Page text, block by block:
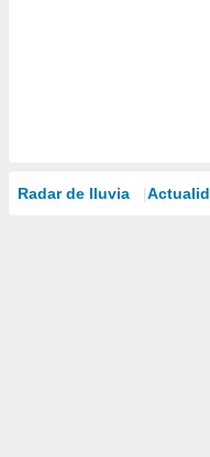
Radar de lluvia